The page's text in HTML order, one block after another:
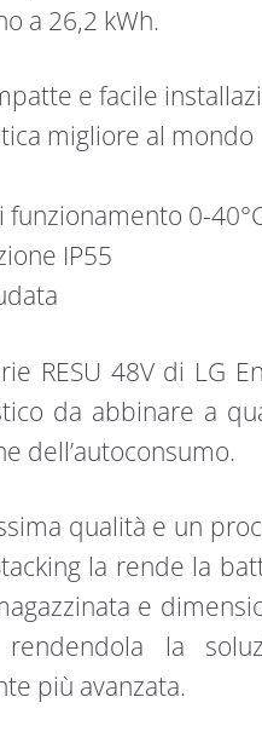
a 26,2 kWh.
e facile
migliore al mondo
0-
IP55
RESU 48V di LG
da abbinare a
dell’autoconsumo.
qualità e un
la rende la
e
la
più avanzata.